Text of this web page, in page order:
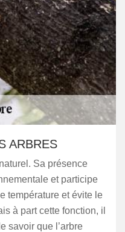
ARBRES
Sa présence
et participe
température et évite le
à part cette fonction, il
savoir que l’arbre